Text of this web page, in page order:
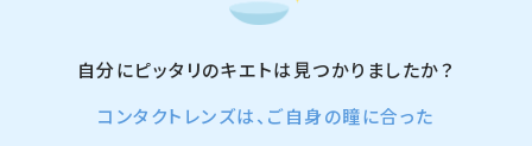
燥しにくい高機能レンズです。
海外で製造されています。
自分にピッタリのキエトは見つかりましたか？
コンタクトレンズは、ご自身の瞳に合った